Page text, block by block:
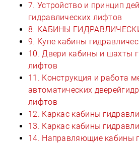
7. Устройство и принцип
гидравлических лифтов
8. КАБИНЫ
9. Купе кабины
10. Двери кабины и шахты
лифтов
11. Конструкция и работа
автоматических
лифтов
12. Каркас кабины
13. Каркас кабины
14. Направляющие кабины